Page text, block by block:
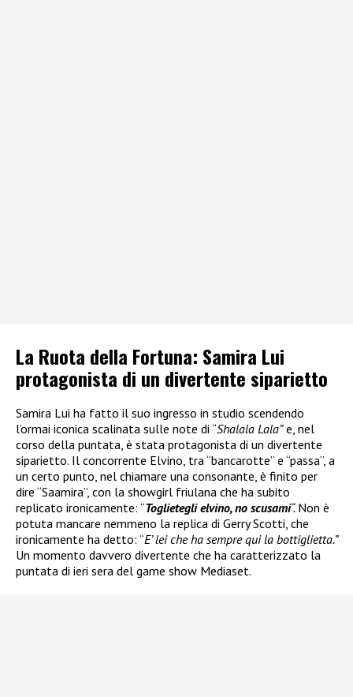
La Ruota della Fortuna: Samira Lui
protagonista di un divertente siparietto
Samira Lui ha fatto il suo ingresso in studio scendendo
l’ormai iconica scalinata sulle note di “Shalala Lala”e, nel
corso della puntata, è stata protagonista di un divertente
siparietto. Il concorrente Elvino, tra “bancarotte” e “passa”, a
un certo punto, nel chiamare una consonante, è finito per
dire “Saamira”, con la showgirl friulana che ha subito
replicato ironicamente: “Toglietegli elvino, no scusami“. Non è
potuta mancare nemmeno la replica di Gerry Scotti, che
ironicamente ha detto: “E’ lei che ha sempre qui la bottiglietta.”
Un momento davvero divertente che ha caratterizzato la
puntata di ieri sera del game show Mediaset.